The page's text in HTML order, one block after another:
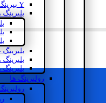
Y بیرینگ ها
رولبرینگ ها